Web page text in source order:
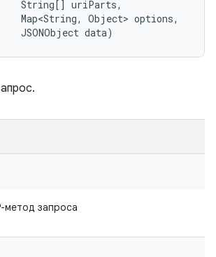
String[] uriParts,
Map<String, Object> options,
JSONObject data)
метод запроса